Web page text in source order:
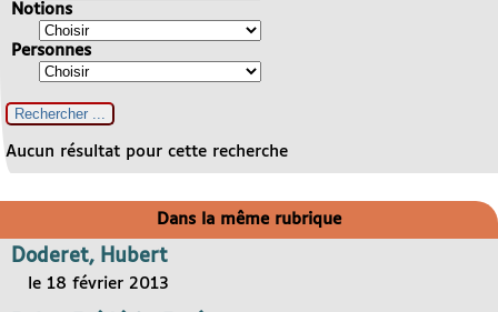
Notions
Personnes
Aucun résultat pour cette recherche
Dans la même rubrique
Doderet, Hubert
le 18 février 2013